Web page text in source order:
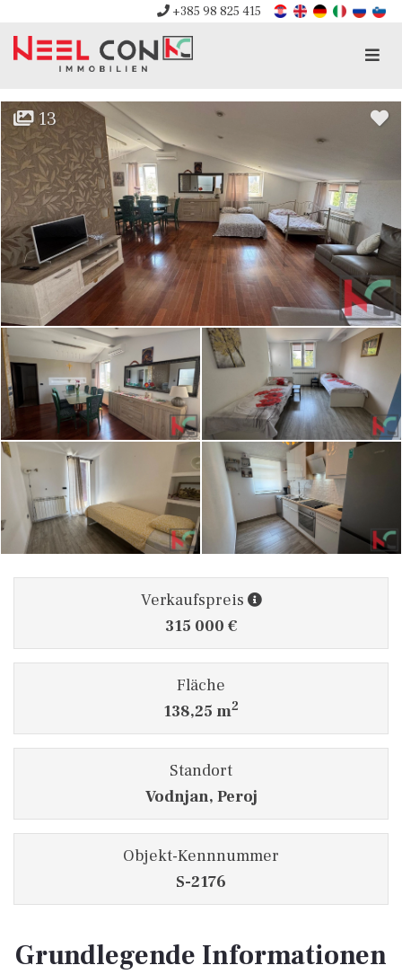
+385 98 825 415
13
Verkaufspreis
315 000 €
Fläche
138,25 m2
Standort
Vodnjan, Peroj
Objekt-Kennnummer
S-2176
Grundlegende Informationen